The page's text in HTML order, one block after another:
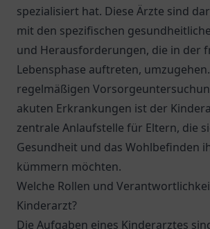
spezialisiert hat. Diese Ärzte sind
mit den spezifischen
und Herausforderungen, die in der
Lebensphase auftreten,
regelmäßigen
akuten Erkrankungen ist der
zentrale Anlaufstelle für Eltern, die
Gesundheit und das Wohlbefinden
kümmern möchten.
Welche Rollen und
Kinderarzt?
Die Aufgaben eines Kinderarztes